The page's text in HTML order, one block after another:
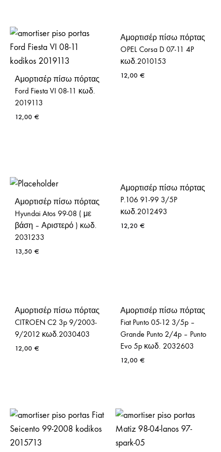
Αμορτισέρ πίσω πόρτας
Ford Fiesta VI 08-11 κωδ.
2019113
12,00 €
Αμορτισέρ πίσω πόρτας
OPEL Corsa D 07-11 4P
κωδ.2010153
12,00 €
Αμορτισέρ πίσω πόρτας
Hyundai Atos 99-08 ( με
βάση – Αριστερό ) κωδ.
2031233
13,50 €
Αμορτισέρ πίσω πόρτας
P.106 91-99 3/5P
κωδ.2012493
12,20 €
Αμορτισέρ πίσω πόρτας
CITROEN C2 3p 9/2003-
9/2012 κωδ.2030403
12,00 €
Αμορτισέρ πίσω πόρτας
Fiat Punto 05-12 3/5p –
Grande Punto 2/4p – Punto
Evo 5p κωδ. 2032603
12,00 €